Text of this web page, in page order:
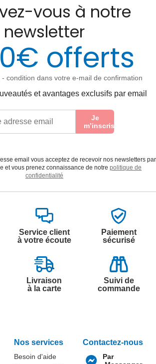
vous à notre
newsletter
offerts
- condition dans votre e-mail de confirmation
et avantages exclusifs par email
Je
m’inscris
email vous acceptez de recevoir nos newsletters par
et vous prenez connaissance de notre politique de
confidentialité
Service client
à votre écoute
Paiement
sécurisé
Livraison
à la carte
Suivi de
commande
Nos services
Besoin d'aide
Contactez-nous
Par